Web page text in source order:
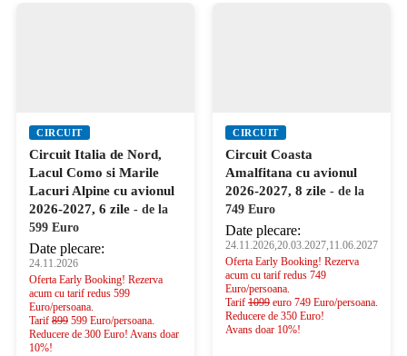
CIRCUIT
Circuit Italia de Nord,
Lacul Como si Marile
Lacuri Alpine cu avionul
2026-2027, 6 zile - de la
599 Euro
Date plecare:
24.11.2026
Oferta Early Booking! Rezerva
acum cu tarif redus 599
Euro/persoana.
Tarif 899 599 Euro/persoana.
Reducere de 300 Euro! Avans doar
10%!
CIRCUIT
Circuit Coasta
Amalfitana cu avionul
2026-2027, 8 zile - de la
749 Euro
Date plecare:
24.11.2026,20.03.2027,11.06.2027
Oferta Early Booking! Rezerva
acum cu tarif redus 749
Euro/persoana.
Tarif 1099 euro 749 Euro/persoana.
Reducere de 350 Euro!
Avans doar 10%!